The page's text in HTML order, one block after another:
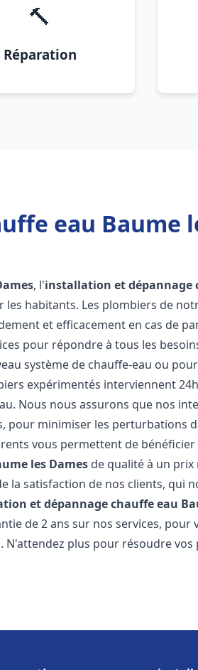
🔨
Réparation
eau Baume
, l'installation et dépannage
habitants. Les plombiers de
et efficacement en cas de
pour répondre à tous les
système de chauffe-eau ou
expérimentés interviennent
Nous nous assurons que nos
pour minimiser les perturbations
vous permettent de
les Dames de qualité à un
la satisfaction de nos clients, qui
et dépannage chauffe eau
de 2 ans sur nos services, pour
plus pour résoudre vos